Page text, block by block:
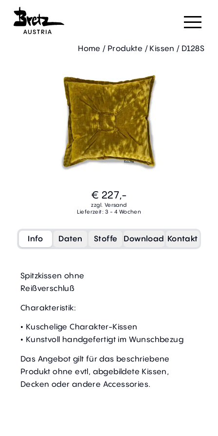
Home / Produkte / Kissen / D128S
€ 227,-
zzgl. Versand
Lieferzeit: 3 - 4 Wochen
Info Daten Stoffe Download Kontakt
Spitzkissen ohne
Reißverschluß
Charakteristik:
• Kuschelige Charakter-Kissen
• Kunstvoll handgefertigt im Wunschbezug
Das Angebot gilt für das beschriebene
Produkt ohne evtl, abgebildete Kissen,
Decken oder andere Accessories.